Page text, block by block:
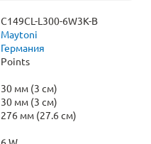
C149CL-L300-6W3K-B
Maytoni
Германия
Points
30 мм (3 см)
30 мм (3 см)
276 мм (27.6 см)